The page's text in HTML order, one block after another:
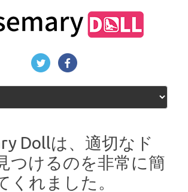
Dollは、適切なド
つけるのを非常に簡
くれました。